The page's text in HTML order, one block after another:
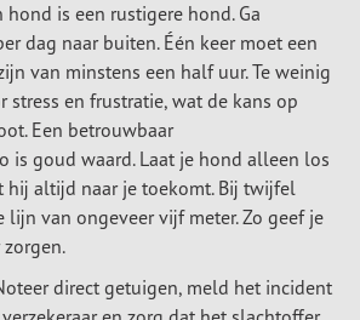
is een rustigere hond. Ga
dag naar buiten. Één keer moet een
van minstens een half uur. Te weinig
stress en frustratie, wat de kans op
Een betrouwbaar
is goud waard. Laat je hond alleen los
hij altijd naar je toekomt. Bij twijfel
lijn van ongeveer vijf meter. Zo geef je
direct getuigen, meld het incident